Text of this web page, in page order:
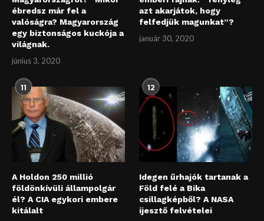
ébredsz már fel a
valóságra? Magyarország
egy biztonságos kuckója a
világnak.
június 3, 2020
azt akarjátok, hogy
felfedjük magunkat”?
január 30, 2020
11
A Holdon 250 millió
földönkívüli állampolgár
él? A CIA egykori embere
kitálalt
12
Idegen űrhajók tartanak a
Föld felé a Bika
csillagképből? A NASA
ijesztő felvételei